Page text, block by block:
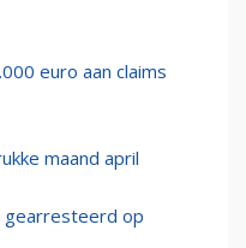
euro aan claims
maand april
gearresteerd op